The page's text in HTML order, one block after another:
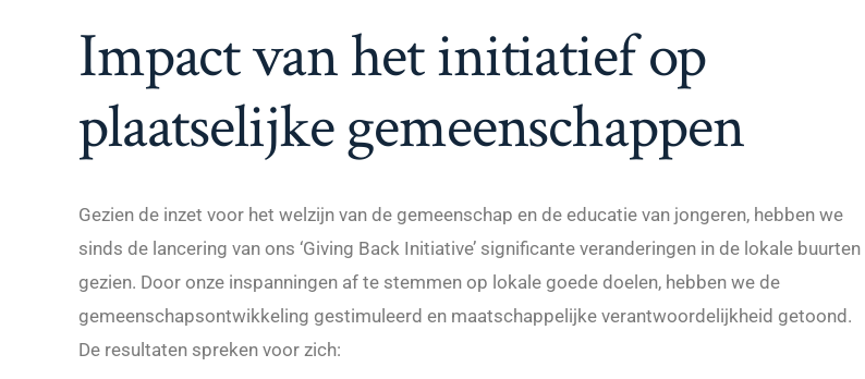
Impact van het initiatief op
plaatselijke gemeenschappen
Gezien de inzet voor het welzijn van de gemeenschap en de educatie van jongeren, hebben we
sinds de lancering van ons ‘Giving Back Initiative’ significante veranderingen in de lokale buurten
gezien. Door onze inspanningen af te stemmen op lokale goede doelen, hebben we de
gemeenschapsontwikkeling gestimuleerd en maatschappelijke verantwoordelijkheid getoond.
De resultaten spreken voor zich: